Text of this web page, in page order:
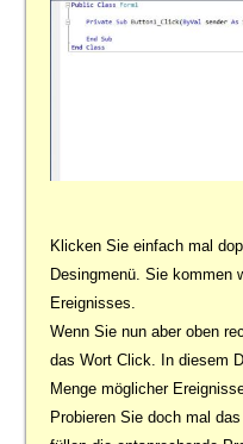
Klicken Sie einfach mal
Desingmenü. Sie kommen
Ereignisses.
Wenn Sie nun aber oben
das Wort Click. In diesem
Menge möglicher
Probieren Sie doch mal